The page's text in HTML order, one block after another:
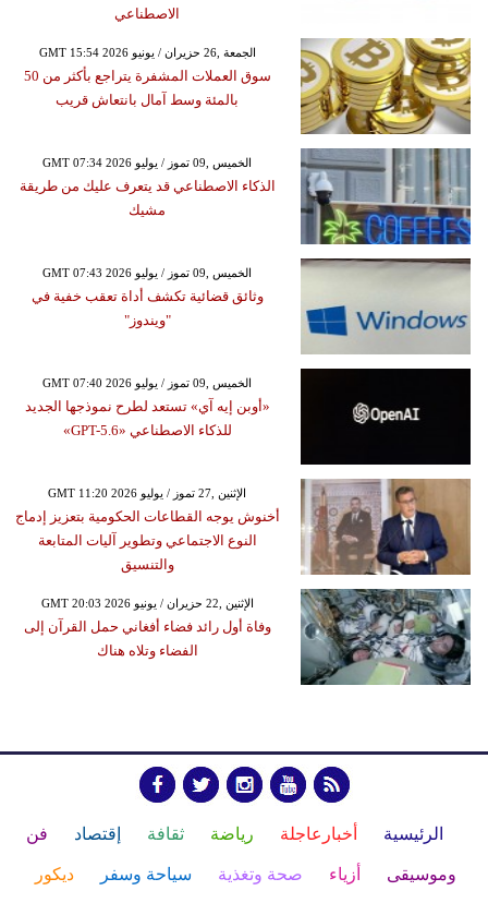
الاصطناعي
GMT 15:54 2026 الجمعة ,26 حزيران / يونيو
سوق العملات المشفرة يتراجع بأكثر من 50
بالمئة وسط آمال بانتعاش قريب
GMT 07:34 2026 الخميس ,09 تموز / يوليو
الذكاء الاصطناعي قد يتعرف عليك من طريقة
مشيك
GMT 07:43 2026 الخميس ,09 تموز / يوليو
وثائق قضائية تكشف أداة تعقب خفية في
"ويندوز"
GMT 07:40 2026 الخميس ,09 تموز / يوليو
«أوبن إيه آي» تستعد لطرح نموذجها الجديد
للذكاء الاصطناعي «GPT-5.6»
GMT 11:20 2026 الإثنين ,27 تموز / يوليو
أخنوش يوجه القطاعات الحكومية بتعزيز إدماج
النوع الاجتماعي وتطوير آليات المتابعة
والتنسيق
GMT 20:03 2026 الإثنين ,22 حزيران / يونيو
وفاة أول رائد فضاء أفغاني حمل القرآن إلى
الفضاء وتلاه هناك
الرئيسية أخبارعاجلة رياضة ثقافة إقتصاد فن
وموسيقى أزياء صحة وتغذية سياحة وسفر ديكور